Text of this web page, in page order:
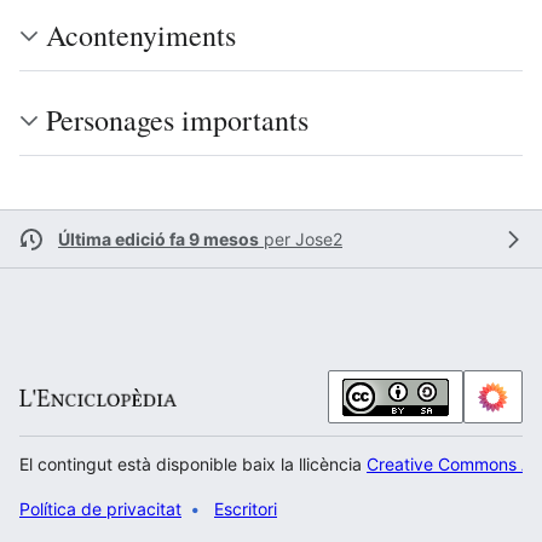
Acontenyiments
Personages importants
Última edició fa 9 mesos per Jose2
El contingut està disponible baix la llicència Creative Commons
Política de privacitat Escritori